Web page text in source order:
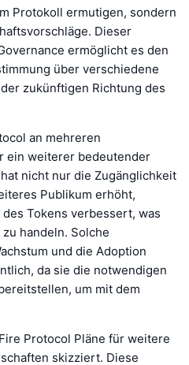
Protokoll ermutigen, sondern
Dieser
ermöglicht es den
über verschiedene
zukünftigen Richtung des
an mehreren
ein weiterer bedeutender
nicht nur die Zugänglichkeit
Publikum erhöht,
Tokens verbessert, was
handeln. Solche
und die Adoption
da sie die notwendigen
um mit dem
Protocol Pläne für weitere
skizziert. Diese